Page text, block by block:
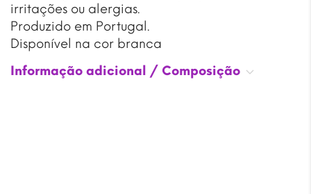
irritações ou alergias.
Produzido em Portugal.
Disponível na cor branca
Informação adicional / Composição